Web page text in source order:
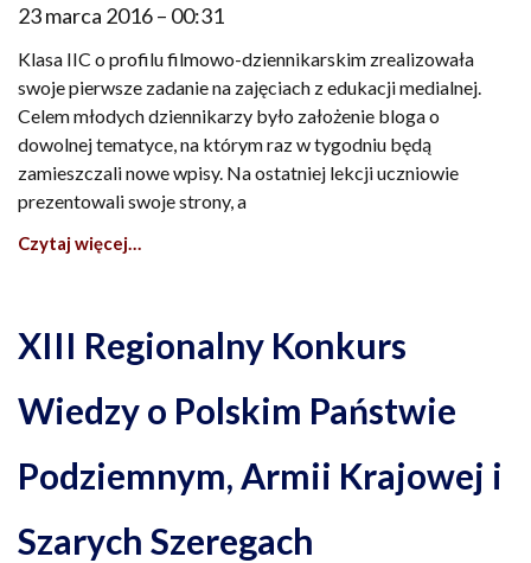
23 marca 2016 00:31
Klasa IIC o profilu filmowo-dziennikarskim zrealizowała
swoje pierwsze zadanie na zajęciach z edukacji medialnej.
Celem młodych dziennikarzy było założenie bloga o
dowolnej tematyce, na którym raz w tygodniu będą
zamieszczali nowe wpisy. Na ostatniej lekcji uczniowie
prezentowali swoje strony, a
Czytaj więcej…
XIII Regionalny Konkurs
Wiedzy o Polskim Państwie
Podziemnym, Armii Krajowej i
Szarych Szeregach